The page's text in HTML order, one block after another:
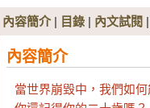
列完結篇•韓國好評
科學漫畫）
內容簡介| 目錄 | 內文試閱 |
內容簡介
當世界崩毀中，我們如何